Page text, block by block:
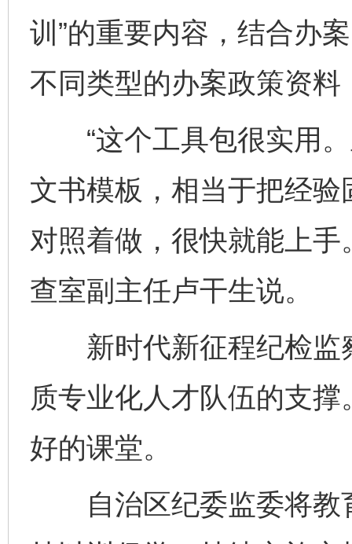
训”的重要内容，结合办
不同类型的办案政策资
“这个工具包很实用。
文书模板，相当于把经
对照着做，很快就能上
查室副主任卢干生说。
新时代新征程纪检监
质专业化人才队伍的支
好的课堂。
自治区纪委监委将教